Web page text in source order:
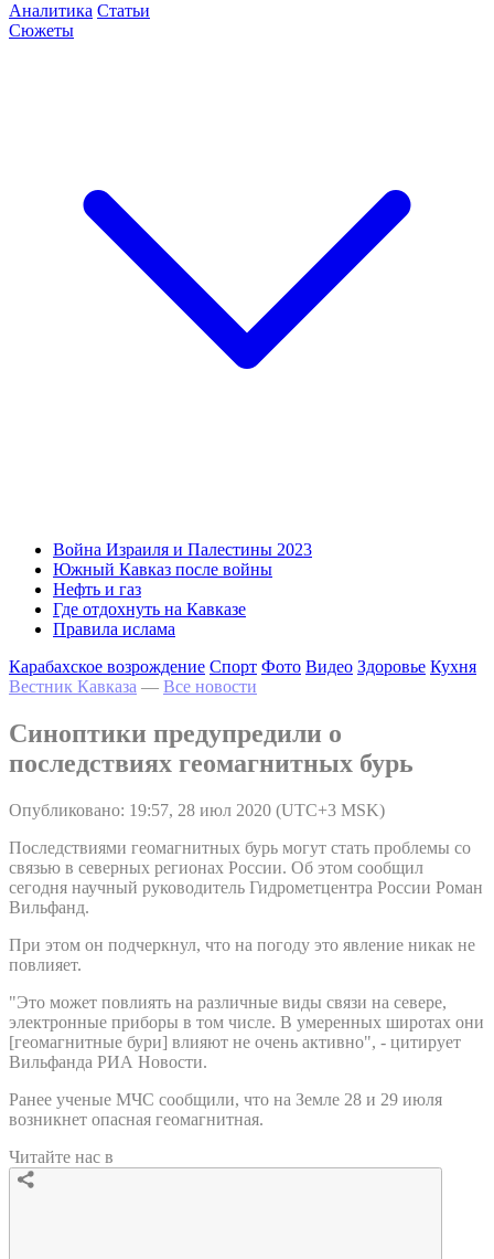
Аналитика Статьи
Сюжеты
Война Израиля и Палестины 2023
Южный Кавказ после войны
Нефть и газ
Где отдохнуть на Кавказе
Правила ислама
Карабахское возрождение Спорт Фото Видео Здоровье Кухня
Вестник Кавказа — Все новости
Синоптики предупредили о
последствиях геомагнитных бурь
Опубликовано: 19:57, 28 июл 2020 (UTC+3 MSK)
Последствиями геомагнитных бурь могут стать проблемы со
связью в северных регионах России. Об этом сообщил
сегодня научный руководитель Гидрометцентра России Роман
Вильфанд.
При этом он подчеркнул, что на погоду это явление никак не
повлияет.
"Это может повлиять на различные виды связи на севере,
электронные приборы в том числе. В умеренных широтах они
[геомагнитные бури] влияют не очень активно", - цитирует
Вильфанда РИА Новости.
Ранее ученые МЧС сообщили, что на Земле 28 и 29 июля
возникнет опасная геомагнитная.
Читайте нас в